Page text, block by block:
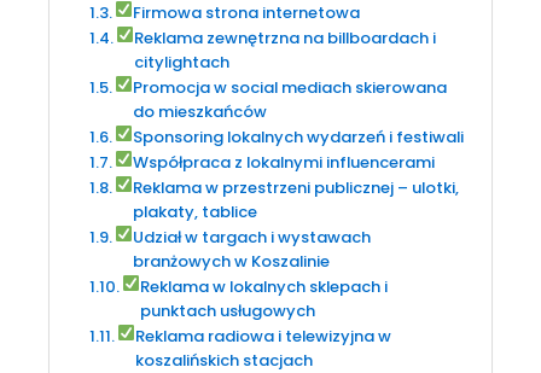
Firmowa strona internetowa
Reklama zewnętrzna na billboardach i
citylightach
Promocja w social mediach skierowana
do mieszkańców
Sponsoring lokalnych wydarzeń i festiwali
Współpraca z lokalnymi influencerami
Reklama w przestrzeni publicznej – ulotki,
plakaty, tablice
Udział w targach i wystawach
branżowych w Koszalinie
Reklama w lokalnych sklepach i
punktach usługowych
Reklama radiowa i telewizyjna w
koszalińskich stacjach